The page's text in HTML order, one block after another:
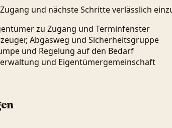
und nächste Schritte verlässlich
zu Zugang und Terminfenster
Abgasweg und Sicherheitsgruppe
und Regelung auf den Bedarf
und Eigentümergemeinschaft